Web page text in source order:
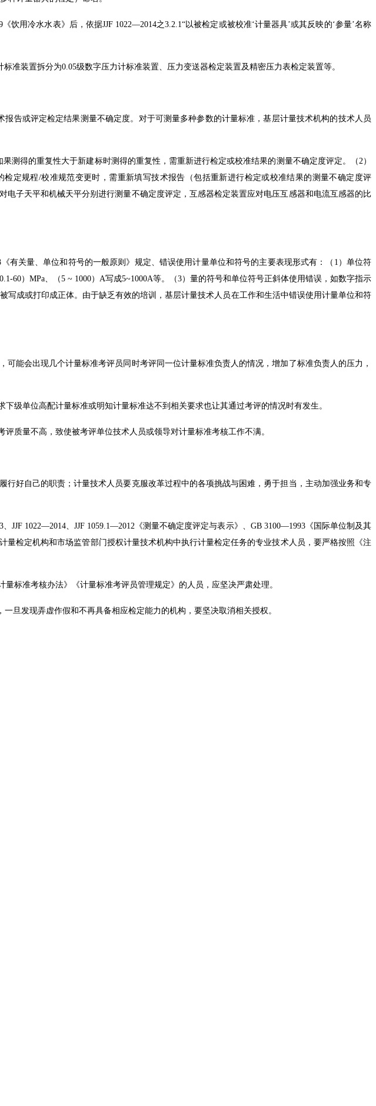
用冷水水表》后，依据JJF 1022—2014之3.2.1“以被检定或被校准‘计量器具’或其反映的‘参量’名称
准装置拆分为0.05级数字压力计标准装置、压力变送器检定装置及精密压力表检定装置等。
告或评定检定结果测量不确定度。对于可测量多种参数的计量标准，基层计量技术机构的技术人员
测得的重复性大于新建标时测得的重复性，需重新进行检定或校准结果的测量不确定度评定。（2）
定规程/校准规范变更时，需重新填写技术报告（包括重新进行检定或校准结果的测量不确定度评
子天平和机械天平分别进行测量不确定度评定，互感器检定装置应对电压互感器和电流互感器的比
有关量、单位和符号的一般原则》 规定、错误使用计量单位和符号的主要表现形式有：（1）单位符
60）MPa、
（5 ~ 1000）A写成5~1000A等。（3）量的符号和单位符号正斜体使用错误，如数字指示
写成或打印成正体。由于缺乏有效的培训，基层计量技术人员在工作和生活中错误使用计量单位和符
能会出现几个计量标准考评员同时考评同一位计量标准负责人的情况，增加了标准负责人的压力，
级单位高配计量标准或明知计量标准达不到相关要求也让其通过考评的情况时有发生。
质量不高，致使被考评单位技术人员或领导对计量标准考核工作不满。
好自己的职责；计量技术人员要克服改革过程中的各项挑战与困难，勇于担当，主动加强业务和专
JJF 1022—2014、JJF 1059.1—2012《测量不确定度评定与表示》、GB 3100—1993《国际单位制及其
检定机构和市场监管部门授权计量技术机构中执行计量检定任务的专业技术人员，要严格按照《注
标准考核办法》《计量标准考评员管理规定》的人员，应坚决严肃处理。
旦发现弄虚作假和不再具备相应检定能力的机构，要坚决取消相关授权。